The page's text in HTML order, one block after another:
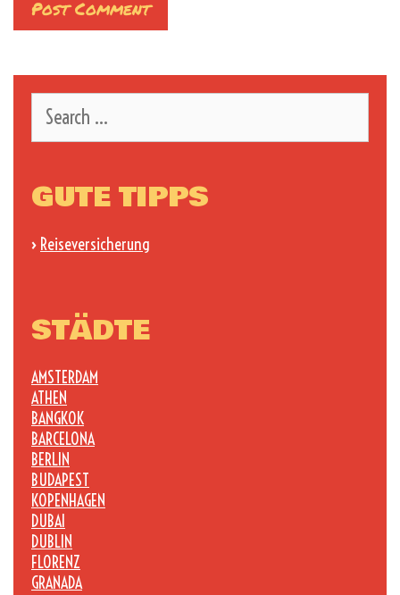
for:
GUTE TIPPS
› Reiseversicherung
STÄDTE
AMSTERDAM
ATHEN
BANGKOK
BARCELONA
BERLIN
BUDAPEST
KOPENHAGEN
DUBAI
DUBLIN
FLORENZ
GRANADA